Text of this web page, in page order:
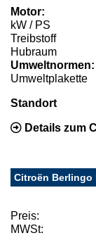
Motor:
kW / PS
Treibstoff
Hubraum
Umweltnormen:
Umweltplakette
Standort
Details zum
Citroën Berlingo
Preis:
MWSt: